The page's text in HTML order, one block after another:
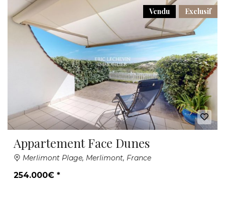
Exclusif
Vendu
Appartement Face Dunes
Merlimont Plage, Merlimont, France
254.000€ *